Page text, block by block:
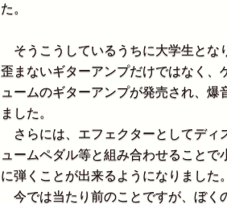
た。
そうこうしているうちに大学生とな
歪まないギターアンプだけではなく、
ュームのギターアンプが発売され、
ました。
さらには、エフェクターとしてディ
ュームペダル等と組み合わせること
に弾くことが出来るようになりました。
今では当たり前のことですが、ぼく